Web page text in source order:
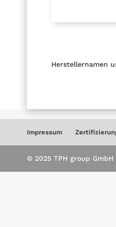
Herstellernamen
Impressum
© 2025 TPH group